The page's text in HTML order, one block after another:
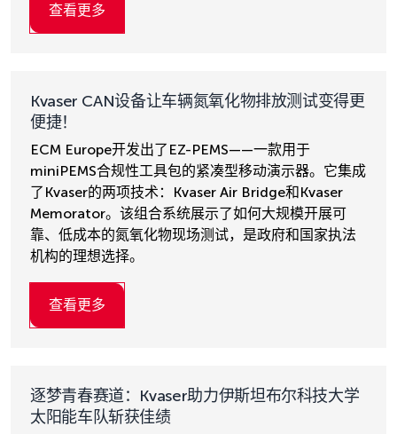
查看更多
Kvaser CAN设备让车辆氮氧化物排放测试变得更
便捷！
ECM Europe开发出了EZ-PEMS——一款用于
miniPEMS合规性工具包的紧凑型移动演示器。它集成
了Kvaser的两项技术：Kvaser Air Bridge和Kvaser
Memorator。该组合系统展示了如何大规模开展可
靠、低成本的氮氧化物现场测试，是政府和国家执法
机构的理想选择。
查看更多
逐梦青春赛道：Kvaser助力伊斯坦布尔科技大学
太阳能车队斩获佳绩